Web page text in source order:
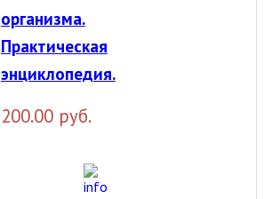
организма.
Практическая
энциклопедия.
200.00 руб.